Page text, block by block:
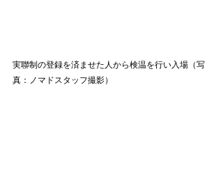
実聯制の登録を済ませた人から検温を行い入場（写
真：ノマドスタッフ撮影）